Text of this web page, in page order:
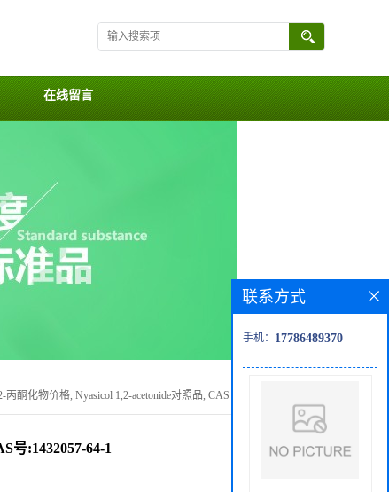
在线留言
酮化物价格, Nyasicol 1,2-acetonide对照品, CAS号:1432057-64-1
号:1432057-64-1
联系方式
手机： 17786489370